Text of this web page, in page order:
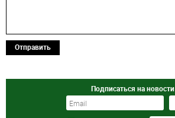
Отправить
Подписаться на новости